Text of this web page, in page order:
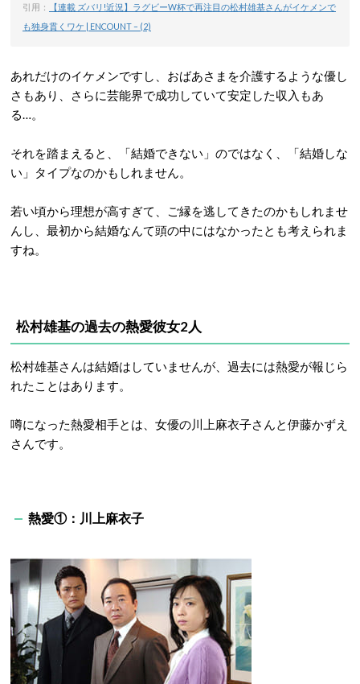
引用：
【連載 ズバリ!近況】ラグビーW杯で再注目の松村雄基さんがイケメンで
も独身貫くワケ | ENCOUNT – (2)
あれだけのイケメンですし、おばあさまを介護するような優し
さもあり、さらに芸能界で成功していて安定した収入もあ
る…。
それを踏まえると、「結婚できない」のではなく、「結婚しな
い」タイプなのかもしれません。
若い頃から理想が高すぎて、ご縁を逃してきたのかもしれませ
んし、最初から結婚なんて頭の中にはなかったとも考えられま
すね。
松村雄基の過去の熱愛彼女2人
松村雄基さんは結婚はしていませんが、過去には熱愛が報じら
れたことはあります。
噂になった熱愛相手とは、女優の川上麻衣子さんと伊藤かずえ
さんです。
熱愛①：川上麻衣子